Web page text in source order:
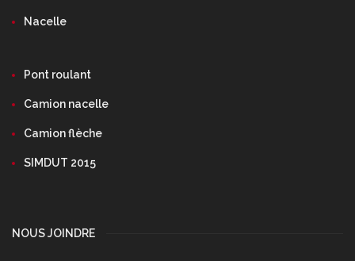
Nacelle
Pont roulant
Camion nacelle
Camion flèche
SIMDUT 2015
NOUS JOINDRE